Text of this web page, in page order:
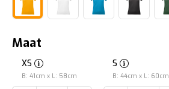
Maat
XS
B: 41cm x L: 58cm
S
B: 44cm x L: 60cm